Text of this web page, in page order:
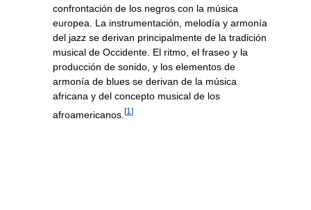
confrontación de los negros con la música
europea. La instrumentación, melodía y armonía
del jazz se derivan principalmente de la tradición
musical de Occidente. El ritmo, el fraseo y la
producción de sonido, y los elementos de
armonía de blues se derivan de la música
africana y del concepto musical de los
afroamericanos. [1 ]